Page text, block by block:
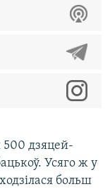
500 дзяцей-
Усяго ж у
больш